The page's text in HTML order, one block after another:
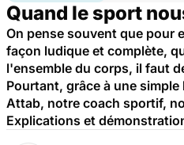
Quand le sport
On pense souvent que pour
façon ludique et complète,
l'ensemble du corps, il faut
Pourtant, grâce à une
Attab, notre coach sportif,
Explications et